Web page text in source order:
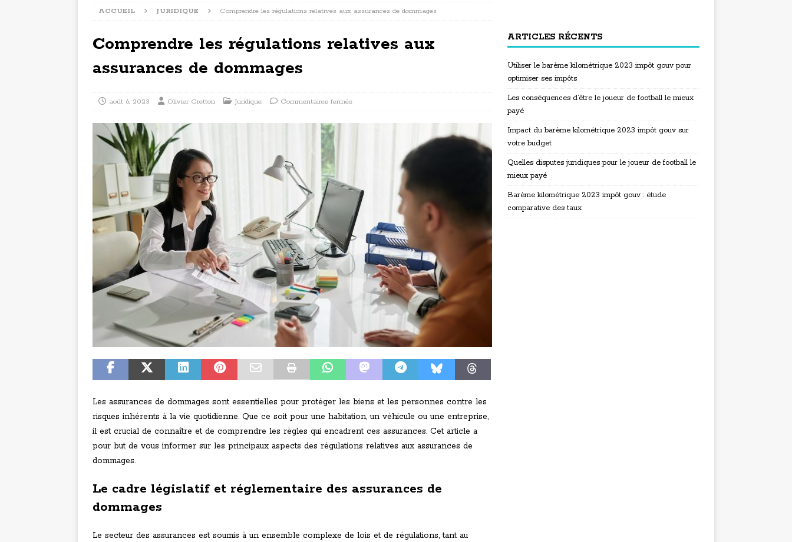
ACCUEIL JURIDIQUE Comprendre les régulations relatives aux assurances de dommages
Comprendre les régulations relatives aux
assurances de dommages
août 6, 2023 Olivier Cretton Juridique Commentaires fermés
Les assurances de dommages sont essentielles pour protéger les biens et les personnes contre les
risques inhérents à la vie quotidienne. Que ce soit pour une habitation, un véhicule ou une entreprise,
il est crucial de connaître et de comprendre les règles qui encadrent ces assurances. Cet article a
pour but de vous informer sur les principaux aspects des régulations relatives aux assurances de
dommages.
Le cadre législatif et réglementaire des assurances de
dommages
Le secteur des assurances est soumis à un ensemble complexe de lois et de régulations, tant au
ARTICLES RÉCENTS
Utiliser le barème kilométrique 2023 impôt gouv pour
optimiser ses impôts
Les conséquences d’être le joueur de football le mieux
payé
Impact du barème kilométrique 2023 impôt gouv sur
votre budget
Quelles disputes juridiques pour le joueur de football le
mieux payé
Barème kilométrique 2023 impôt gouv : étude
comparative des taux